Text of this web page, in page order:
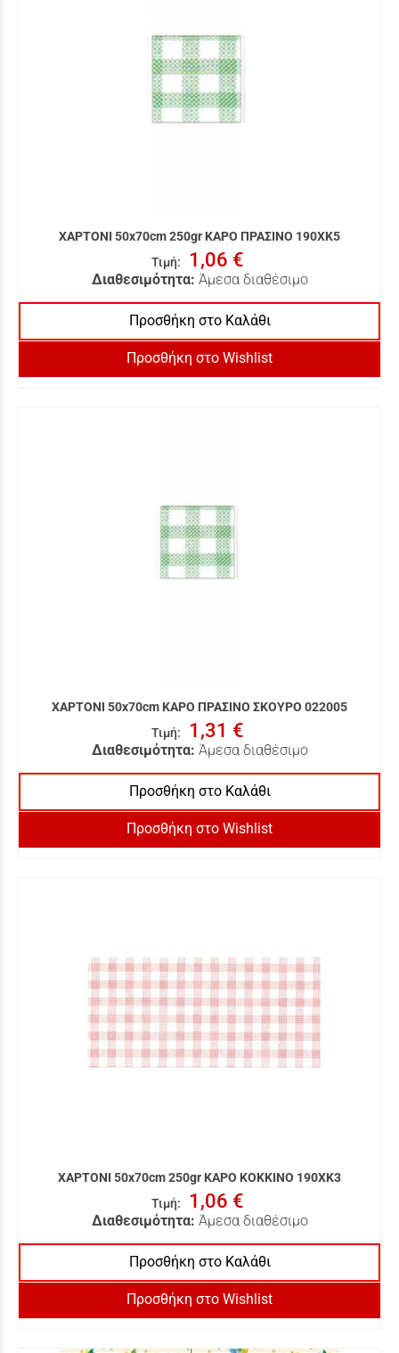
ΧΑΡΤΟΝΙ 50x70cm 250gr ΚΑΡΟ ΠΡΑΣΙΝΟ 190XK5
Τιμή: 1,06 €
Διαθεσιμότητα: Άμεσα διαθέσιμο
Προσθήκη στο Καλάθι
Προσθήκη στο Wishlist
ΧΑΡΤΟΝΙ 50x70cm ΚΑΡΟ ΠΡΑΣΙΝΟ ΣΚΟΥΡΟ 022005
Τιμή: 1,31 €
Διαθεσιμότητα: Άμεσα διαθέσιμο
Προσθήκη στο Καλάθι
Προσθήκη στο Wishlist
ΧΑΡΤΟΝΙ 50x70cm 250gr ΚΑΡΟ ΚΟΚΚΙΝΟ 190XK3
Τιμή: 1,06 €
Διαθεσιμότητα: Άμεσα διαθέσιμο
Προσθήκη στο Καλάθι
Προσθήκη στο Wishlist